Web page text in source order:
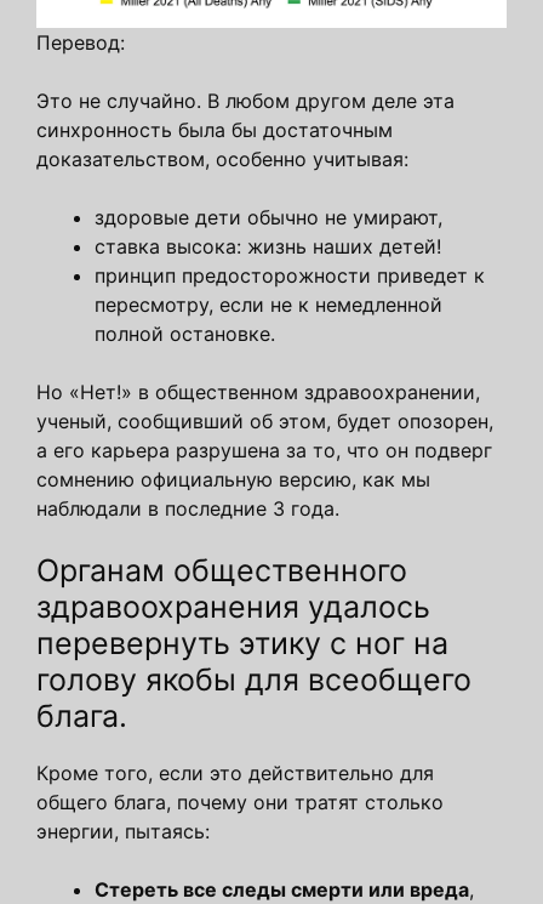
Перевод:
Это не случайно. В любом другом деле эта
синхронность была бы достаточным
доказательством, особенно учитывая:
здоровые дети обычно не умирают,
ставка высока: жизнь наших детей!
принцип предосторожности приведет к
пересмотру, если не к немедленной
полной остановке.
Но «Нет!» в общественном здравоохранении,
ученый, сообщивший об этом, будет опозорен,
а его карьера разрушена за то, что он подверг
сомнению официальную версию, как мы
наблюдали в последние 3 года.
Органам общественного
здравоохранения удалось
перевернуть этику с ног на
голову якобы для всеобщего
блага.
Кроме того, если это действительно для
общего блага, почему они тратят столько
энергии, пытаясь:
Стереть все следы смерти или вреда,